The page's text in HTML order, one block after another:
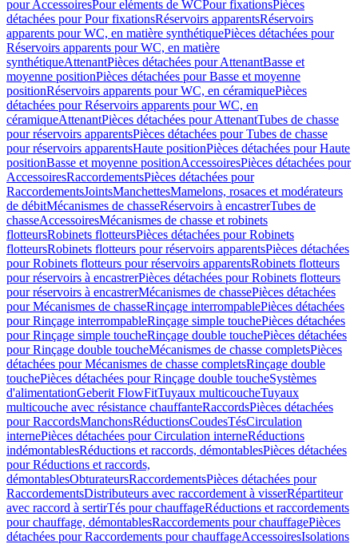
pour AccessoiresPour eléments de WCPour fixationsPièces
détachées pour Pour fixationsRéservoirs apparentsRéservoirs
apparents pour WC, en matière synthétiquePièces détachées pour
Réservoirs apparents pour WC, en matière
synthétiqueAttenantPièces détachées pour AttenantBasse et
moyenne positionPièces détachées pour Basse et moyenne
positionRéservoirs apparents pour WC, en céramiquePièces
détachées pour Réservoirs apparents pour WC, en
céramiqueAttenantPièces détachées pour AttenantTubes de chasse
pour réservoirs apparentsPièces détachées pour Tubes de chasse
pour réservoirs apparentsHaute positionPièces détachées pour Haute
positionBasse et moyenne positionAccessoiresPièces détachées pour
AccessoiresRaccordementsPièces détachées pour
RaccordementsJointsManchettesMamelons, rosaces et modérateurs
de débitMécanismes de chasseRéservoirs à encastrerTubes de
chasseAccessoiresMécanismes de chasse et robinets
flotteursRobinets flotteursPièces détachées pour Robinets
flotteursRobinets flotteurs pour réservoirs apparentsPièces détachées
pour Robinets flotteurs pour réservoirs apparentsRobinets flotteurs
pour réservoirs à encastrerPièces détachées pour Robinets flotteurs
pour réservoirs à encastrerMécanismes de chassePièces détachées
pour Mécanismes de chasseRinçage interrompablePièces détachées
pour Rinçage interrompableRinçage simple touchePièces détachées
pour Rinçage simple toucheRinçage double touchePièces détachées
pour Rinçage double toucheMécanismes de chasse completsPièces
détachées pour Mécanismes de chasse completsRinçage double
touchePièces détachées pour Rinçage double toucheSystèmes
d'alimentationGeberit FlowFitTuyaux multicoucheTuyaux
multicouche avec résistance chauffanteRaccordsPièces détachées
pour RaccordsManchonsRéductionsCoudesTésCirculation
internePièces détachées pour Circulation interneRéductions
indémontablesRéductions et raccords, démontablesPièces détachées
pour Réductions et raccords,
démontablesObturateursRaccordementsPièces détachées pour
RaccordementsDistributeurs avec raccordement à visserRépartiteur
avec raccord à sertirTés pour chauffageRéductions et raccordements
pour chauffage, démontablesRaccordements pour chauffagePièces
détachées pour Raccordements pour chauffageAccessoiresIsolations